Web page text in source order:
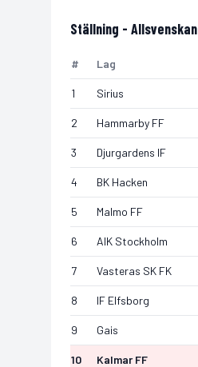
Ställning - Allsvenskan
# Lag
1 Sirius
2 Hammarby FF
3 Djurgardens IF
4 BK Hacken
5 Malmo FF
6 AIK Stockholm
7 Vasteras SK FK
8 IF Elfsborg
9 Gais
10 Kalmar FF